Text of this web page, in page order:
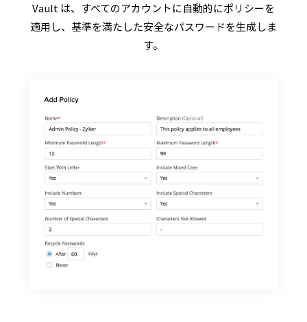
Vault は、すべてのアカウントに自動的にポリシーを
適用し、基準を満たした安全なパスワードを生成しま
す。